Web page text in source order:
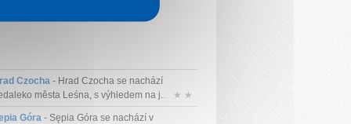
Czocha- Hrad Czocha se nachází
města Leśna, s výhledem na j...
★ ★
Góra- Sępia Góra se nachází v